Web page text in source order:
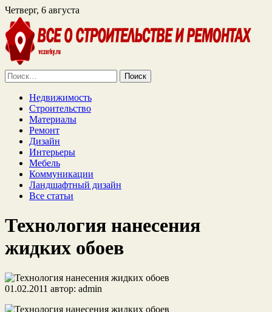
Четверг, 6 августа
Найти:
Недвижимость
Строительство
Материалы
Ремонт
Дизайн
Интерьеры
Мебель
Коммуникации
Ландшафтный дизайн
Все статьи
Технология нанесения
жидких обоев
01.02.2011 автор: admin